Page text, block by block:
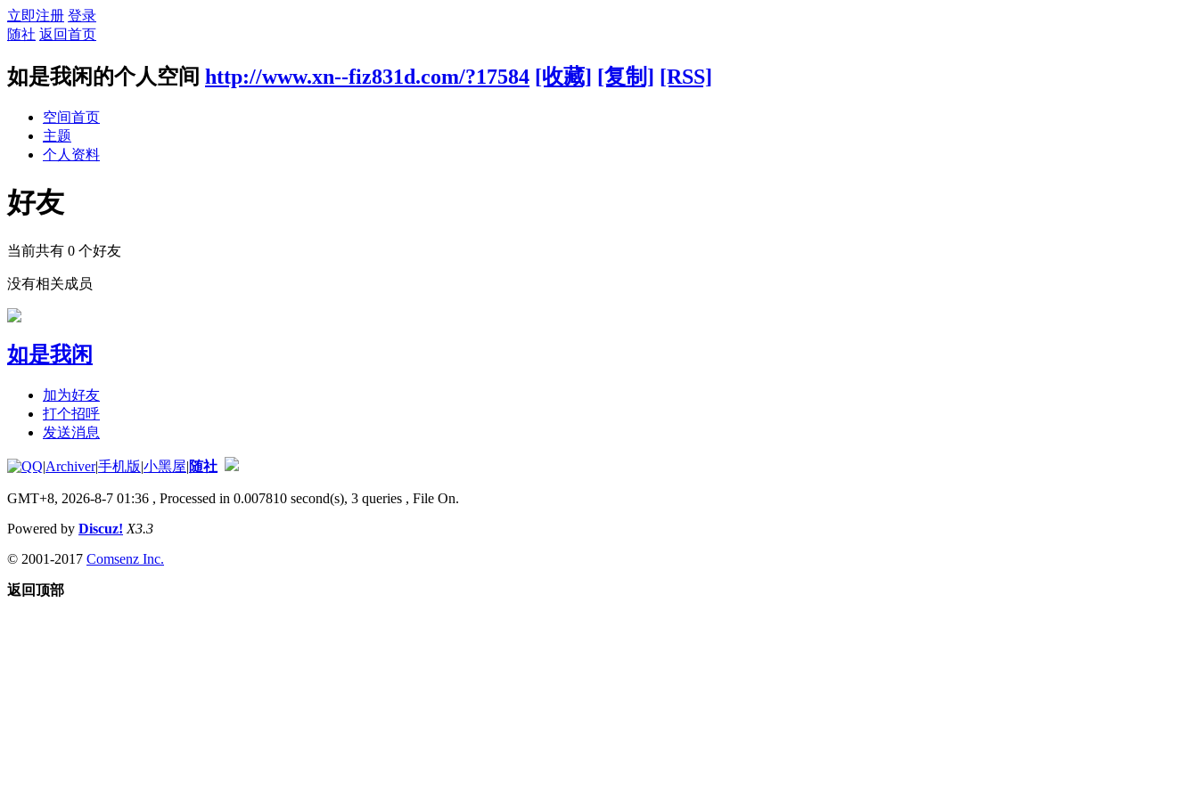
立即注册 登录
随社 返回首页
如是我闲的个人空间 http://www.xn--fiz831d.com/?17584 [收藏] [复制] [RSS]
空间首页
主题
个人资料
好友
当前共有 0 个好友
没有相关成员
如是我闲
加为好友
打个招呼
发送消息
|Archiver|手机版|小黑屋|随社
GMT+8, 2026-8-7 01:36 , Processed in 0.007810 second(s), 3 queries , File On.
Powered by Discuz! X3.3
© 2001-2017 Comsenz Inc.
返回顶部